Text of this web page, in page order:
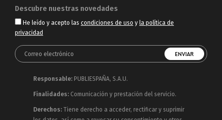
Descubre nuestras novedades
He leído y acepto las condiciones de uso y la política de
privacidad
Responsable: PUBLIESPAÑA, S.A.U.
Finalidades: Comunicación y prestación del servicio.
Derechos: Tiene derecho a acceder, rectificar y suprimir